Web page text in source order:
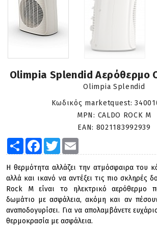
Olimpia Splendid Αερόθερμο
Olimpia Splendid
Κωδικός marketquest:
MPN: CALDO ROCK M
EAN: 8021183992939
Share Facebook
Twitter
Η θερμότητα αλλάζει την ατμόσφαιρα του
αλλά και ικανό να αντέξει τις πιο σκληρές
Rock M είναι το ηλεκτρικό αερόθερμο
δωμάτιο με ασφάλεια, ακόμη και αν
αναποδογυρίσει. Για να απολαμβάνετε
θερμοκρασία με ασφάλεια.